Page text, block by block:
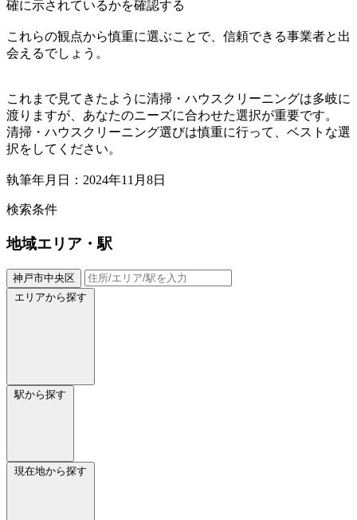
確に示されているかを確認する
これらの観点から慎重に選ぶことで、信頼できる事業者と出
会えるでしょう。
これまで見てきたように清掃・ハウスクリーニングは多岐に
渡りますが、あなたのニーズに合わせた選択が重要です。
清掃・ハウスクリーニング選びは慎重に行って、ベストな選
択をしてください。
執筆年月日：2024年11月8日
検索条件
地域エリア・駅
神戸市中央区
エリアから探す
駅から探す
現在地から探す